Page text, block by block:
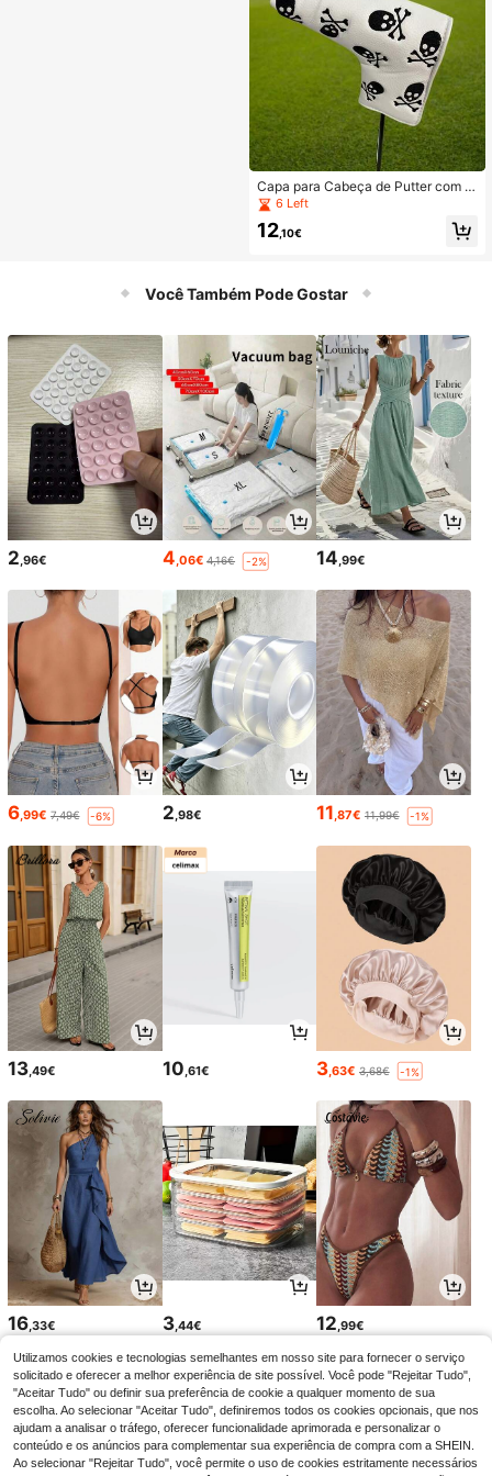
Capa para Cabeça de Putter com B
ordado de Caveira e Ossos Cruzad
os, Estilo Dark, Design de Nicho par
a Taco de Golfe
6 Left
12,10€
Você Também Pode Gostar
2,96€ 4,06€ 4,16€ -2% 14,99€
6,99€ 7,49€ -6% 2,98€ 11,87€ 11,99€ -1%
13 ,49€ 10 ,61€ 3 ,63€ 3,68€ -1%
16,33€ 3,44€ 12,99€
Utilizamos cookies e tecnologias semelhantes em nosso site para fornecer o serviço
solicitado e oferecer a melhor experiência de site possível. Você pode "Rejeitar Tudo",
"Aceitar Tudo" ou definir sua preferência de cookie a qualquer momento de sua
escolha. Ao selecionar "Aceitar Tudo", definiremos todos os cookies opcionais, que nos
ajudam a analisar o tráfego, oferecer funcionalidade aprimorada e personalizar o
conteúdo e os anúncios para complementar sua experiência de compra com a SHEIN.
Ao selecionar "Rejeitar Tudo", você permite o uso de cookies estritamente necessários